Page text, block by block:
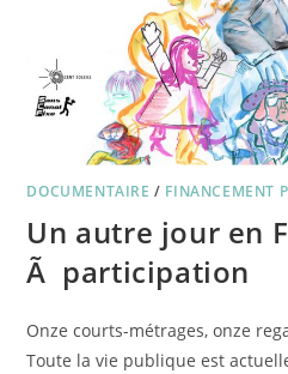
DOCUMENTAIRE / FINANCEMENT
Un autre jour en
Ã participation
Onze courts-métrages, onze
Toute la vie publique est